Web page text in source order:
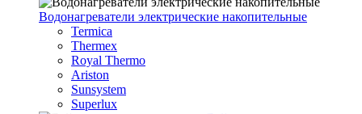
Водонагреватели электрические накопительные
Termica
Thermex
Royal Thermo
Ariston
Sunsystem
Superlux